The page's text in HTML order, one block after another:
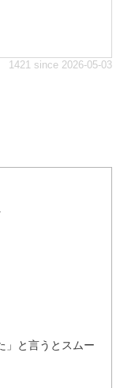
1421 since 2026-05-03
」と言うとスムー